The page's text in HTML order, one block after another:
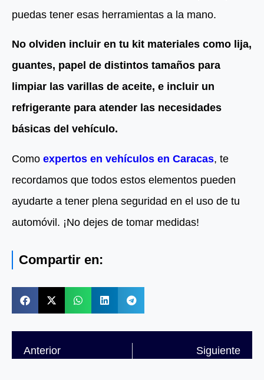
puedas tener esas herramientas a la mano.
No olviden incluir en tu kit materiales como lija,
guantes, papel de distintos tamaños para
limpiar las varillas de aceite, e incluir un
refrigerante para atender las necesidades
básicas del vehículo.
Como expertos en vehículos en Caracas, te
recordamos que todos estos elementos pueden
ayudarte a tener plena seguridad en el uso de tu
automóvil. ¡No dejes de tomar medidas!
Compartir en:
Siguiente
Anterior